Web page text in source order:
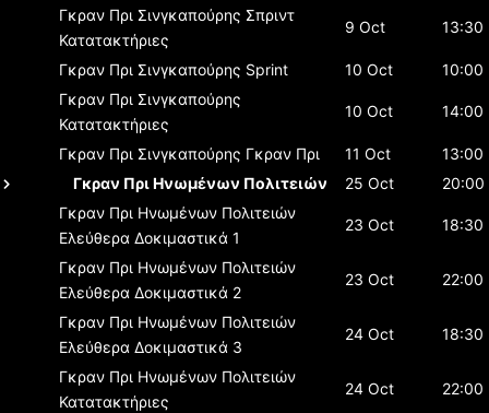
Γκραν Πρι Σινγκαπούρης Σπριντ
Κατατακτήριες
9 Oct 13:30
Γκραν Πρι Σινγκαπούρης Sprint 10 Oct
10:00
Γκραν Πρι Σινγκαπούρης
Κατατακτήριες
10 Oct 14:00
Γκραν Πρι Σινγκαπούρης Γκραν Πρι 11 Oct
13:00
Γκραν Πρι Ηνωμένων Πολιτειών
25 Oct
20:00
Γκραν Πρι Ηνωμένων Πολιτειών
Ελεύθερα Δοκιμαστικά 1
23 Oct 18:30
Γκραν Πρι Ηνωμένων Πολιτειών
Ελεύθερα Δοκιμαστικά 2
23 Oct 22:00
Γκραν Πρι Ηνωμένων Πολιτειών
Ελεύθερα Δοκιμαστικά 3
24 Oct 18:30
Γκραν Πρι Ηνωμένων Πολιτειών
Κατατακτήριες
24 Oct 22:00